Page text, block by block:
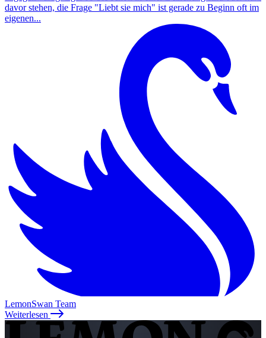
davor stehen, die Frage "Liebt sie mich" ist gerade zu Beginn oft im
eigenen...
LemonSwan Team
Weiterlesen